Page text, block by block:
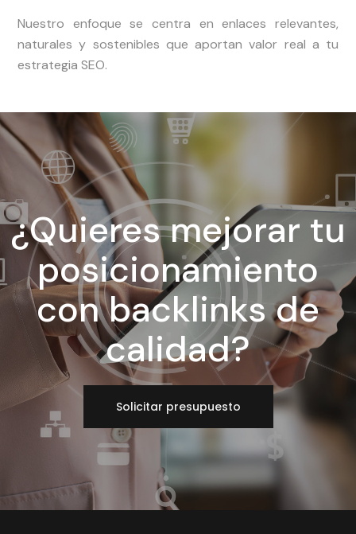
Nuestro enfoque se centra en enlaces relevantes,
naturales y sostenibles que aportan valor real a tu
estrategia SEO.
¿Quieres mejorar tu
posicionamiento
con backlinks de
calidad?
Solicitar presupuesto